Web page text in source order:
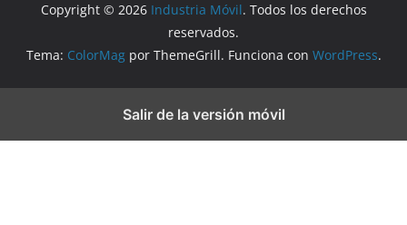
Copyright © 2026 Industria Móvil. Todos los derechos
reservados.
Tema: ColorMagpor ThemeGrill. Funciona con WordPress.
Salir de la versión móvil